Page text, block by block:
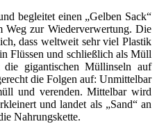
begleitet einen „Gelben Sack“
Weg zur Wiederverwertung. Die
dass weltweit sehr viel Plastik
Flüssen und schließlich als Müll
gigantischen Müllinseln auf
die Folgen auf: Unmittelbar
und verenden. Mittelbar wird
und landet als „Sand“ an
Nahrungskette.